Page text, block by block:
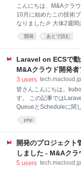
ムワークです。 Svelte
ある程度で詳しく知ら
すが、StateOfJSでは
エンドフレームワーク
こんにちは、M&Aクラ
10月に始めたこの技術
なりました🎉 大体2週
になります。継続でき
弊社のプロダクトメン
を書く意義について考
グの始まり 良い人が集
導入し、良いプロダク
技術ブログは始まりま
には、このブログには
た。ですが、記事が増
発信だけでは無いなと
てきまし
開発 あとで読む
Laravel on ECSで
M&Aクラウド開発者
3 users tech.macloud.jp
皆さんこんにちは。
す。 この記事では
QueueとScheduleに関
記事も是非どうぞ M&A
ンテナイメージ作り編
AWS CDK v2 の変更点5
グ ※なお、本稿において
php
開発のプロジェク
しました - M&Aク
5 users tech.macloud.jp